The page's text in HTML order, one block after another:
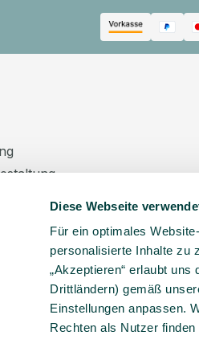
Diese Webseite
Für ein optimales
personalisierte Inhalte zu
„Akzeptieren“ erlaubt
Drittländern) gemäß
Einstellungen anpassen.
Rechten als Nutzer
Batterieentsorgung
von Elektro-Altgeräten